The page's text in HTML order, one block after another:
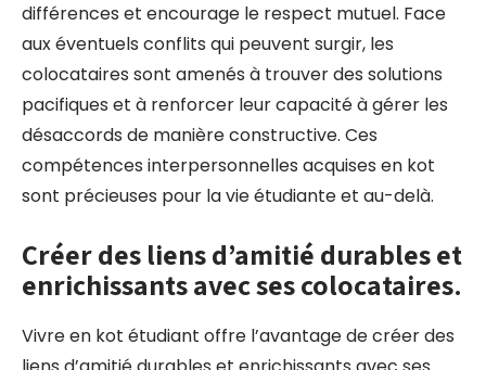
différences et encourage le respect mutuel. Face
aux éventuels conflits qui peuvent surgir, les
colocataires sont amenés à trouver des solutions
pacifiques et à renforcer leur capacité à gérer les
désaccords de manière constructive. Ces
compétences interpersonnelles acquises en kot
sont précieuses pour la vie étudiante et au-delà.
Créer des liens d’amitié durables et
enrichissants avec ses colocataires.
Vivre en kot étudiant offre l’avantage de créer des